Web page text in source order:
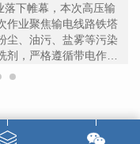
下帷幕，本次高压输
作业聚焦输电线路铁塔
尘、油污、盐雾等污染
，严格遵循带电作业
具，在保障线路不停